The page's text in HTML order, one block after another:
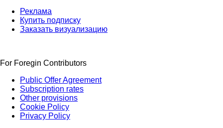
Реклама
Купить подписку
Заказать визуализацию
For Foregin Contributors
Public Offer Agreement
Subscription rates
Other provisions
Cookie Policy
Privacy Policy